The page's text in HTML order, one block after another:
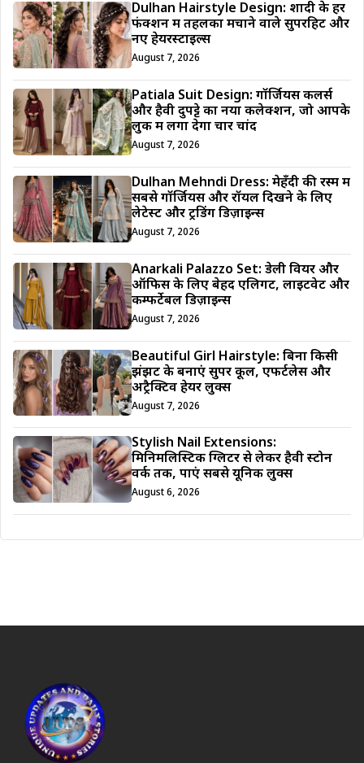
Dulhan Hairstyle Design: शादी के हर
फंक्शन में तहलका मचाने वाले सुपरहिट और
नए हेयरस्टाइल्स
August 7, 2026
Patiala Suit Design: गॉर्जियस कलर्स
और हैवी दुपट्टे का नया कलेक्शन, जो आपके
लुक में लगा देगा चार चांद
August 7, 2026
Dulhan Mehndi Dress: मेहँदी की रस्म में
सबसे गॉर्जियस और रॉयल दिखने के लिए
लेटेस्ट और ट्रेंडिंग डिज़ाइन्स
August 7, 2026
Anarkali Palazzo Set: डेली वियर और
ऑफिस के लिए बेहद एलिगेंट, लाइटवेट और
कम्फर्टेबल डिज़ाइन्स
August 7, 2026
Beautiful Girl Hairstyle: बिना किसी
झंझट के बनाएं सुपर कूल, एफर्टलेस और
अट्रैक्टिव हेयर लुक्स
August 7, 2026
Stylish Nail Extensions:
मिनिमलिस्टिक ग्लिटर से लेकर हैवी स्टोन
वर्क तक, पाएं सबसे यूनिक लुक्स
August 6, 2026